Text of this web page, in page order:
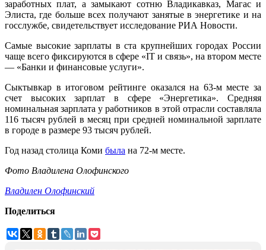
заработных плат, а замыкают сотню Владикавказ, Магас и
Элиста, где больше всех получают занятые в энергетике и на
госслужбе, свидетельствует исследование РИА Новости.
Самые высокие зарплаты в ста крупнейших городах России
чаще всего фиксируются в сфере «IT и связь», на втором месте
— «Банки и финансовые услуги».
Сыктывкар в итоговом рейтинге оказался на 63-м месте за
счет высоких зарплат в сфере «Энергетика». Средняя
номинальная зарплата у работников в этой отрасли составляла
116 тысяч рублей в месяц при средней номинальной зарплате
в городе в размере 93 тысяч рублей.
Год назад столица Коми была на 72-м месте.
Фото Владилена Олофинского
Владилен Олофинский
Поделиться